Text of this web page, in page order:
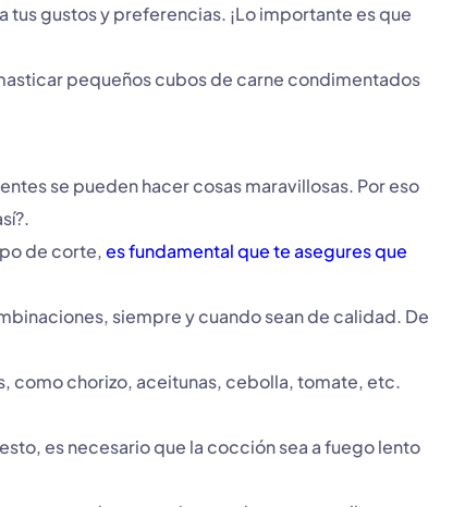
gustos y preferencias. ¡Lo importante es que
pequeños cubos de carne condimentados
se pueden hacer cosas maravillosas. Por eso
de corte,es fundamental que te asegures que
siempre y cuando sean de calidad. De
como chorizo, aceitunas, cebolla, tomate, etc.
es necesario que la cocción sea a fuego lento